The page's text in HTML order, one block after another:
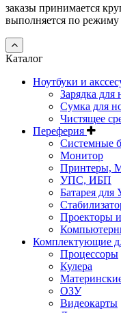
заказы принимается
выполняется по
Каталог
Ноутбуки и
Зарядка для
Сумка для
Чистящее
Переферия
Системные
Монитор
Принтеры,
УПС, ИБП
Батарея
Проекторы
Комплектующие
Процессоры
Кулера
ОЗУ
Видеокарты